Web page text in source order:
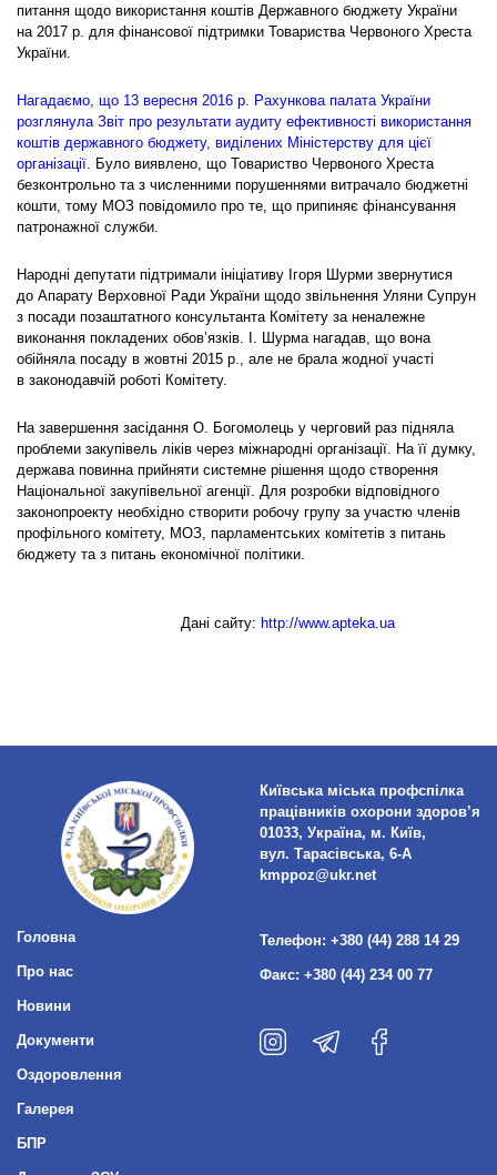
питання щодо використання коштів Державного бюджету України
на 2017 р. для фінансової підтримки Товариства Червоного Хреста
України.
Нагадаємо, що 13 вересня 2016 р. Рахункова палата України
розглянула Звіт про результати аудиту ефективності використання
коштів державного бюджету, виділених Міністерству для цієї
організації. Було виявлено, що Товариство Червоного Хреста
безконтрольно та з численними порушеннями витрачало бюджетні
кошти, тому МОЗ повідомило про те, що припиняє фінансування
патронажної служби.
Народні депутати підтримали ініціативу Ігоря Шурми звернутися
до Апарату Верховної Ради України щодо звільнення Уляни Супрун
з посади позаштатного консультанта Комітету за неналежне
виконання покладених обов’язків. І. Шурма нагадав, що вона
обійняла посаду в жовтні 2015 р., але не брала жодної участі
в законодавчій роботі Комітету.
На завершення засідання О. Богомолець у черговий раз підняла
проблеми закупівель ліків через міжнародні організації. На її думку,
держава повинна прийняти системне рішення щодо створення
Національної закупівельної агенції. Для розробки відповідного
законопроекту необхідно створити робочу групу за участю членів
профільного комітету, МОЗ, парламентських комітетів з питань
бюджету та з питань економічної політики.
Дані сайту: http://www.apteka.ua
Головна
Про нас
Новини
Документи
Оздоровлення
Галерея
БПР
Київська міська профспілка
працівників охорони здоров’я
01033, Україна, м. Київ,
вул. Тарасівська, 6-А
kmppoz@ukr.net
Телефон: +380 (44) 288 14 29
Факс: +380 (44) 234 00 77